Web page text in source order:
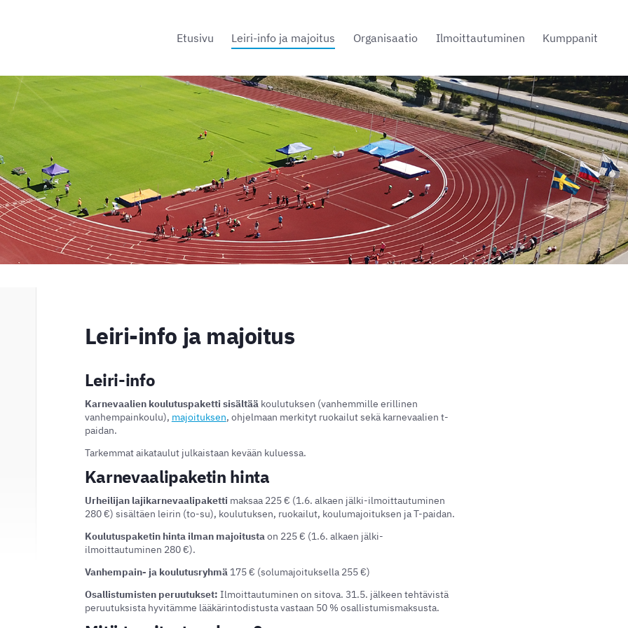
Etusivu Leiri-info ja majoitus Organisaatio Ilmoittautuminen Kumppanit
Leiri-info ja majoitus
Leiri-info
Karnevaalien koulutuspaketti sisältääkoulutuksen (vanhemmille erillinen
vanhempainkoulu), majoituksen, ohjelmaan merkityt ruokailut sekä karnevaalien t-
paidan.
Tarkemmat aikataulut julkaistaan kevään kuluessa.
Karnevaalipaketin hinta
Urheilijan lajikarnevaalipaketti maksaa 225 € (1.6. alkaen jälki-ilmoittautuminen
280 €) sisältäen leirin (to-su), koulutuksen, ruokailut, koulumajoituksen ja T-paidan.
Koulutuspaketin hinta ilman majoitustaon 225 € (1.6. alkaen jälki-
ilmoittautuminen 280 €).
Vanhempain- ja koulutusryhmä 175 € (solumajoituksella 255 €)
Osallistumisten peruutukset: Ilmoittautuminen on sitova. 31.5. jälkeen tehtävistä
peruutuksista hyvitämme lääkärintodistusta vastaan 50 % osallistumismaksusta.